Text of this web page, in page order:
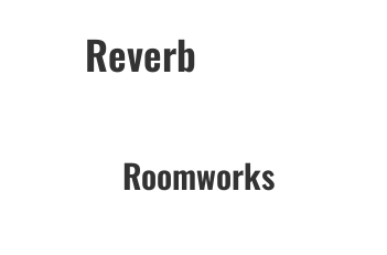
Reverb
Roomworks